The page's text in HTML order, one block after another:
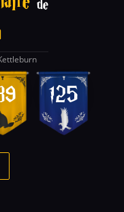
de
125